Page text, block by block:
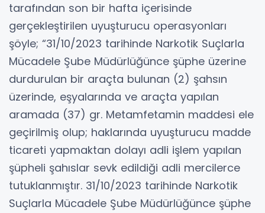
tarafından son bir hafta içerisinde
gerçekleştirilen uyuşturucu operasyonları
şöyle; “31/10/2023 tarihinde Narkotik Suçlarla
Mücadele Şube Müdürlüğünce şüphe üzerine
durdurulan bir araçta bulunan (2) şahsın
üzerinde, eşyalarında ve araçta yapılan
aramada (37) gr. Metamfetamin maddesi ele
geçirilmiş olup; haklarında uyuşturucu madde
ticareti yapmaktan dolayı adli işlem yapılan
şüpheli şahıslar sevk edildiği adli mercilerce
tutuklanmıştır. 31/10/2023 tarihinde Narkotik
Suçlarla Mücadele Şube Müdürlüğünce şüphe